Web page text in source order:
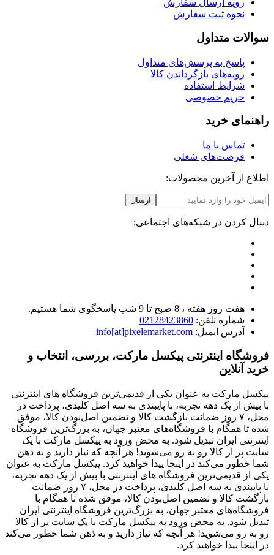
رویه ارسال سفارش
نحوه ثبت سفارش
سوالات متداول
پاسخ به پرسش‌های متداول
رویه‌های بازگرداندن کالا
شرایط استفاده
حریم خصوصی
راهنمای خرید
تماس با ما
فرصت‌های شغلی
اطلاع از آخرین محصولات:
ارسال
دنبال کردن در شبکه‌های اجتماعی:
هفت روز هفته ، 8 صبح تا 9 شب پاسخگوی شما هستیم.
شماره تلفن: 02128423860
آدرس ایمیل: info[at]pixelemarket.com
فروشگاه اینترنتی پیکسل مارکت، بررسی، انتخاب و
خرید آنلاین
پیکسل مارکت به عنوان یکی از قدیمی‌ترین فروشگاه های اینترنتی
با بیش از یک دهه تجربه، با پایبندی به سه اصل کلیدی، پرداخت در
محل، ۷ روز ضمانت بازگشت کالا و تضمین اصل‌بودن کالا، موفق
شده تا همگام با فروشگاه‌های معتبر جهان، به بزرگ‌ترین فروشگاه
اینترنتی ایران تبدیل شود. به محض ورود به پیکسل مارکت با یک
سایت پر از کالا رو به رو می‌شوید! هر آنچه که نیاز دارید و به ذهن
شما خطور می‌کند در اینجا پیدا خواهید کرد. پیکسل مارکت به عنوان
یکی از قدیمی‌ترین فروشگاه های اینترنتی با بیش از یک دهه تجربه،
با پایبندی به سه اصل کلیدی، پرداخت در محل، ۷ روز ضمانت
بازگشت کالا و تضمین اصل‌بودن کالا، موفق شده تا همگام با
فروشگاه‌های معتبر جهان، به بزرگ‌ترین فروشگاه اینترنتی ایران
تبدیل شود. به محض ورود به پیکسل مارکت با یک سایت پر از کالا
رو به رو می‌شوید! هر آنچه که نیاز دارید و به ذهن شما خطور می‌کند
در اینجا پیدا خواهید کرد.